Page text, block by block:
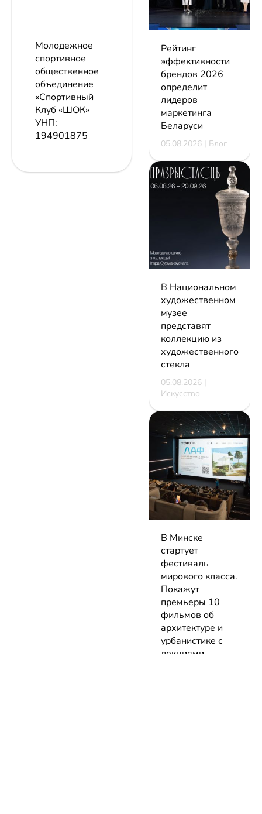
Молодежное
спортивное
общественное
объединение
«Спортивный
Клуб «ШОК»
УНП:
194901875
Рейтинг
эффективности
брендов 2026
определит
лидеров
маркетинга
Беларуси
05.08.2026 | Блог
В Национальном
художественном
музее
представят
коллекцию из
художественного
стекла
05.08.2026 |
Искусство
В Минске
стартует
фестиваль
мирового класса.
Покажут
премьеры 10
фильмов об
архитектуре и
урбанистике с
лекциями